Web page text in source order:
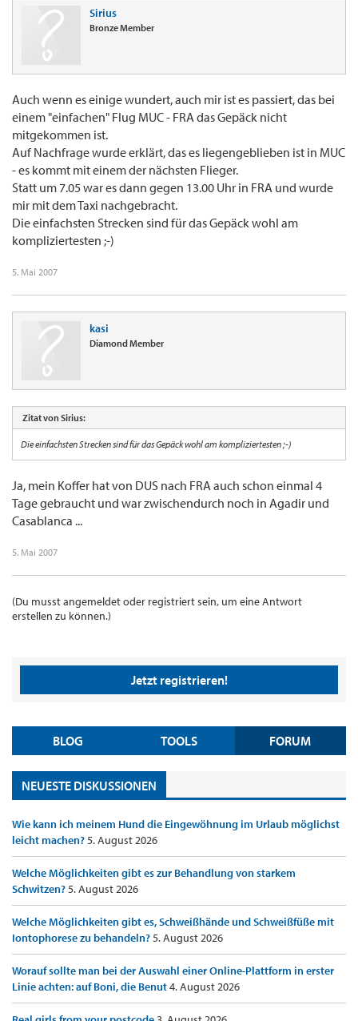
Sirius
Bronze Member
Auch wenn es einige wundert, auch mir ist es passiert, das bei
einem "einfachen" Flug MUC - FRA das Gepäck nicht
mitgekommen ist.
Auf Nachfrage wurde erklärt, das es liegengeblieben ist in MUC
- es kommt mit einem der nächsten Flieger.
Statt um 7.05 war es dann gegen 13.00 Uhr in FRA und wurde
mir mit dem Taxi nachgebracht.
Die einfachsten Strecken sind für das Gepäck wohl am
kompliziertesten ;-)
5. Mai 2007
kasi
Diamond Member
Zitat von Sirius:
Die einfachsten Strecken sind für das Gepäck wohl am kompliziertesten ;-)
Ja, mein Koffer hat von DUS nach FRA auch schon einmal 4
Tage gebraucht und war zwischendurch noch in Agadir und
Casablanca ...
5. Mai 2007
(Du musst angemeldet oder registriert sein, um eine Antwort
erstellen zu können.)
Jetzt registrieren!
BLOG TOOLS FORUM
NEUESTE DISKUSSIONEN
Wie kann ich meinem Hund die Eingewöhnung im Urlaub möglichst
leicht machen?5. August 2026
Welche Möglichkeiten gibt es zur Behandlung von starkem
Schwitzen?5. August 2026
Welche Möglichkeiten gibt es, Schweißhände und Schweißfüße mit
Iontophorese zu behandeln?5. August 2026
Worauf sollte man bei der Auswahl einer Online-Plattform in erster
Linie achten: auf Boni, die Benut4. August 2026